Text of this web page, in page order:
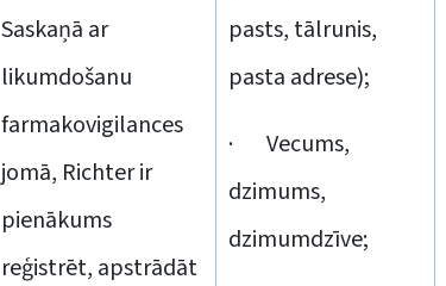
Saskaņā ar
likumdošanu
farmakovigilances
jomā, Richter ir
pienākums
reģistrēt, apstrādāt
pasts, tālrunis,
pasta adrese);
· Vecums,
dzimums,
dzimumdzīve;